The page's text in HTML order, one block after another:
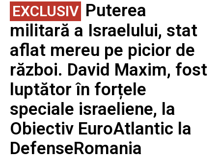
EXCLUSIV Puterea
militară a Israelului, stat
aflat mereu pe picior de
război. David Maxim, fost
luptător în forțele
speciale israeliene, la
Obiectiv EuroAtlantic la
DefenseRomania